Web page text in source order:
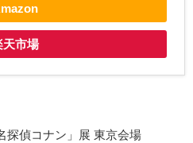
天市場
探偵コナン」展 東京会場